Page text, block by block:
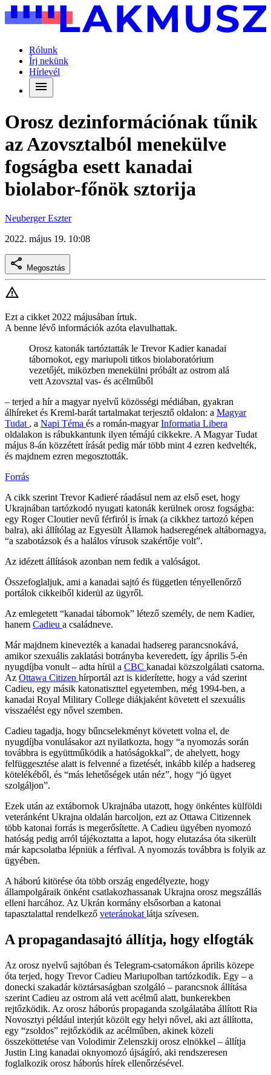
Rólunk
Írj nekünk
Hírlevél
Orosz dezinformációnak tűnik
az Azovsztalból menekülve
fogságba esett kanadai
biolabor-főnök sztorija
Neuberger Eszter
2022. május 19. 10:08
Megosztás
Ezt a cikket 2022 májusában írtuk.
A benne lévő információk azóta elavulhattak.
Orosz katonák tartóztatták le Trevor Kadier kanadai
tábornokot, egy mariupoli titkos biolaboratórium
vezetőjét, miközben menekülni próbált az ostrom alá
vett Azovsztal vas- és acélműből
– terjed a hír a magyar nyelvű közösségi médiában, gyakran
álhíreket és Kreml-barát tartalmakat terjesztő oldalon: a Magyar
Tudat , a Napi Téma és a román-magyarInformatia Libera
oldalakon is rábukkantunk ilyen témájú cikkekre. A Magyar Tudat
május 8-án közzétett írását pedig már több mint 4 ezren kedvelték,
és majdnem ezren megosztották.
Forrás
A cikk szerint Trevor Kadieré ráadásul nem az első eset, hogy
Ukrajnában tartózkodó nyugati katonák kerülnek orosz fogságba:
egy Roger Cloutier nevű férfiról is írnak (a cikkhez tartozó képen
balra), aki állítólag az Egyesült Államok hadseregének altábornagya,
“a szabotázsok és a halálos vírusok szakértője volt”.
Az idézett állítások azonban nem fedik a valóságot.
Összefoglaljuk, ami a kanadai sajtó és független tényellenőrző
portálok cikkeiből kiderül az ügyről.
Az emlegetett “kanadai tábornok” létező személy, de nem Kadier,
hanem Cadieu a családneve.
Már majdnem kinevezték a kanadai hadsereg parancsnokává,
amikor szexuális zaklatási botrányba keveredett, így április 5-én
nyugdíjba vonult – adta hírül a CBC kanadai közszolgálati csatorna.
Az Ottawa Citizen hírportál azt is kiderítette, hogy a vád szerint
Cadieu, egy másik katonatiszttel egyetemben, még 1994-ben, a
kanadai Royal Military College diákjaként követett el szexuális
visszaélést egy nővel szemben.
Cadieu tagadja, hogy bűncselekményt követett volna el, de
nyugdíjba vonulásakor azt nyilatkozta, hogy “a nyomozás során
továbbra is együttműködik a hatóságokkal”, de ahelyett, hogy
felfüggesztése alatt is felvenné a fizetését, inkább kilép a hadsereg
kötelékéből, és “más lehetőségek után néz”, hogy “jó ügyet
szolgáljon”.
Ezek után az extábornok Ukrajnába utazott, hogy önkéntes külföldi
veteránként Ukrajna oldalán harcoljon, ezt az Ottawa Citizennek
több katonai forrás is megerősítette. A Cadieu ügyében nyomozó
hatóság pedig arról tájékoztatta a lapot, hogy elutazása óta sikerült
már kapcsolatba lépniük a férfival. A nyomozás továbbra is folyik az
ügyében.
A háború kitörése óta több ország engedélyezte, hogy
állampolgáraik önként csatlakozhassanak Ukrajna orosz megszállás
elleni harcához. Az Ukrán kormány elsősorban a katonai
tapasztalattal rendelkező veteránokat látja szívesen.
A propagandasajtó állítja, hogy elfogták
Az orosz nyelvű sajtóban és Telegram-csatornákon április közepe
óta terjed, hogy Trevor Cadieu Mariupolban tartózkodik. Egy – a
donecki szakadár köztársaságban szolgáló – parancsnok állítása
szerint Cadieu az ostrom alá vett acélmű alatt, bunkerekben
rejtőzködik. Az orosz háborús propaganda szolgálatába állított Ria
Novosztyi például interjút közölt egy helyi nővel, aki azt állította,
egy “zsoldos” rejtőzködik az acélműben, akinek közeli
összeköttetése van Volodimir Zelenszkij orosz elnökkel – állítja
Justin Ling kanadai oknyomozó újságíró, aki rendszeresen
foglalkozik orosz háborús hírek ellenőrzésével.